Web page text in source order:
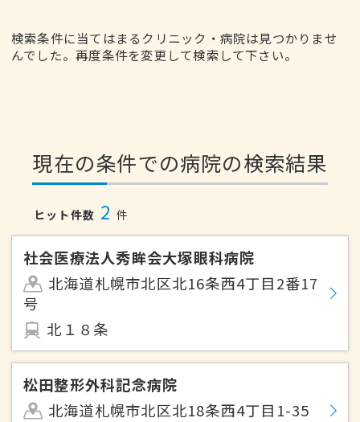
検索条件に当てはまるクリニック・病院は見つかりませ
んでした。再度条件を変更して検索して下さい。
現在の条件での病院の検索結果
ヒット件数 2 件
社会医療法人秀眸会大塚眼科病院
北海道札幌市北区北16条西4丁目2番17
号
北１８条
松田整形外科記念病院
北海道札幌市北区北18条西4丁目1-35